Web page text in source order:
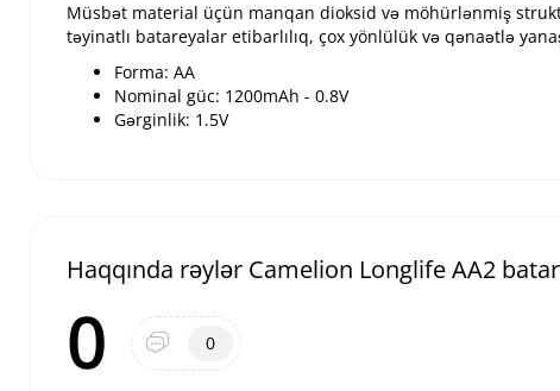
Müsbət material üçün manqan dioksid və möhürlənmiş
təyinatlı batareyalar etibarlılıq, çox yönlülük və qənaətlə
Forma: AA
Nominal güc: 1200mAh - 0.8V
Gərginlik: 1.5V
Haqqında rəylər Camelion Longlife AA2
0 0